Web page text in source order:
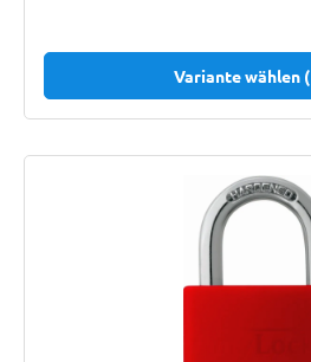
Variante wählen (